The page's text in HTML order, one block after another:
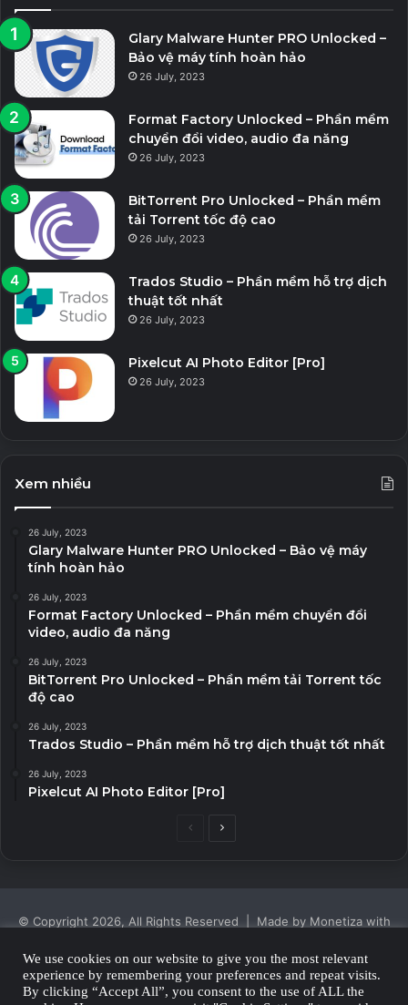
Glary Malware Hunter PRO Unlocked –
Bảo vệ máy tính hoàn hảo
26 July, 2023
Format Factory Unlocked – Phần mềm
chuyển đổi video, audio đa năng
26 July, 2023
BitTorrent Pro Unlocked – Phần mềm
tải Torrent tốc độ cao
26 July, 2023
Trados Studio – Phần mềm hỗ trợ dịch
thuật tốt nhất
26 July, 2023
Pixelcut AI Photo Editor [Pro]
26 July, 2023
Xem nhiều
26 July, 2023
Glary Malware Hunter PRO Unlocked – Bảo vệ máy
tính hoàn hảo
26 July, 2023
Format Factory Unlocked – Phần mềm chuyển đổi
video, audio đa năng
26 July, 2023
BitTorrent Pro Unlocked – Phần mềm tải Torrent tốc
độ cao
26 July, 2023
Trados Studio – Phần mềm hỗ trợ dịch thuật tốt nhất
26 July, 2023
Pixelcut AI Photo Editor [Pro]
PreviousNext
© Copyright 2026, All Rights Reserved | Made by Monetiza with
Privacy Policy
We use cookies on our website to give you the most relevant
experience by remembering your preferences and repeat visits.
By clicking “Accept All”, you consent to the use of ALL the